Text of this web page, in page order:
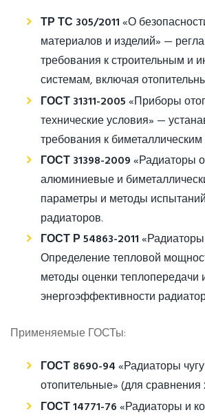
ТР ТС 305/2011«О
материалов и изделий» —
требования к строительным и
системам, включая
ГОСТ 31311-2005«Приборы
технические условия» —
требования к
ГОСТ 31398-2009«Радиаторы
алюминиевые и
параметры и методы
радиаторов.
ГОСТ Р 54863-2011
Определение тепловой
методы оценки теплопередачи
энергоэффективности
Применяемые ГОСТы:
ГОСТ 8690-94«Радиаторы
отопительные» (для сравнения
ГОСТ 14771-76«Радиаторы и